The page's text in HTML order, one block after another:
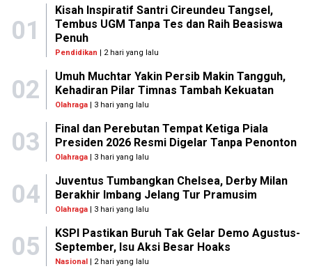
01
Kisah Inspiratif Santri Cireundeu Tangsel,
Tembus UGM Tanpa Tes dan Raih Beasiswa
Penuh
Pendidikan | 2 hari yang lalu
02
Umuh Muchtar Yakin Persib Makin Tangguh,
Kehadiran Pilar Timnas Tambah Kekuatan
Olahraga| 3 hari yang lalu
03
Final dan Perebutan Tempat Ketiga Piala
Presiden 2026 Resmi Digelar Tanpa Penonton
Olahraga| 3 hari yang lalu
04
Juventus Tumbangkan Chelsea, Derby Milan
Berakhir Imbang Jelang Tur Pramusim
Olahraga| 3 hari yang lalu
05
KSPI Pastikan Buruh Tak Gelar Demo Agustus-
September, Isu Aksi Besar Hoaks
Nasional| 2 hari yang lalu